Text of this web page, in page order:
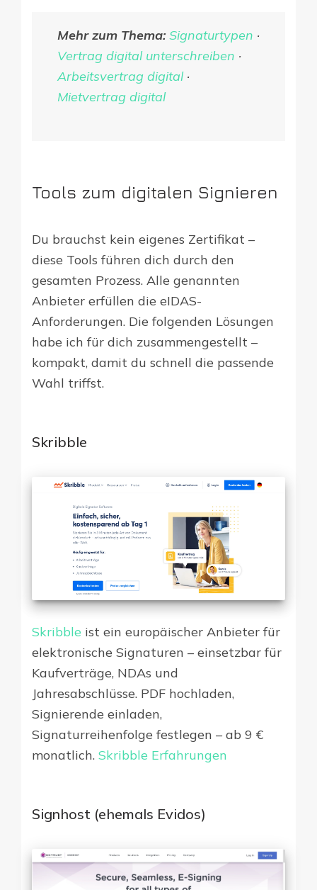
Mehr zum Thema: Signaturtypen ·
Vertrag digital unterschreiben ·
Arbeitsvertrag digital·
Mietvertrag digital
Tools zum digitalen Signieren
Du brauchst kein eigenes Zertifikat –
diese Tools führen dich durch den
gesamten Prozess. Alle genannten
Anbieter erfüllen die eIDAS-
Anforderungen. Die folgenden Lösungen
habe ich für dich zusammengestellt –
kompakt, damit du schnell die passende
Wahl triffst.
Skribble
Skribble ist ein europäischer Anbieter für
elektronische Signaturen – einsetzbar für
Kaufverträge, NDAs und
Jahresabschlüsse. PDF hochladen,
Signierende einladen,
Signaturreihenfolge festlegen – ab 9 €
monatlich. Skribble Erfahrungen
Signhost (ehemals Evidos)